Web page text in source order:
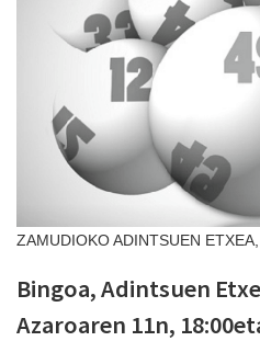
ZAMUDIOKO ADINTSUEN ETXEA,
Bingoa, Adintsuen
Azaroaren 11n,